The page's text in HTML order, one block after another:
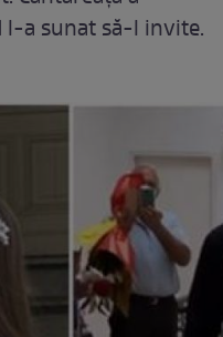
a sunat să-l invite.